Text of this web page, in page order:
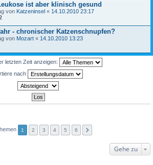
ist aber klinisch gesund
von Katzeninsel « 14.10.2010 23:17
- chronischer Katzenschnupfen?
von Mozart « 14.10.2010 13:23
letzten Zeit anzeigen:
nach
1 2 3 4 5 6
Gehe zu